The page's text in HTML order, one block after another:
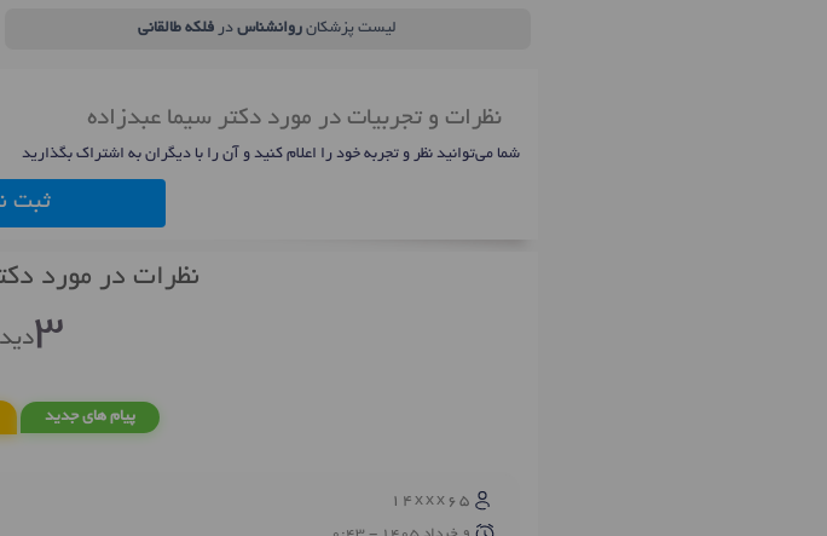
لیست پزشکان روانشناسدر فلکه طالقانی
نظرات و تجربیات در مورد دکتر سیما عبدزاده
شما می‌توانید نظر و تجربه خود را اعلام کنید و آن را با دیگران به اشتراک بگذارید
ثبت
نظرات در مورد
3
پیام های جدید
14xxx65